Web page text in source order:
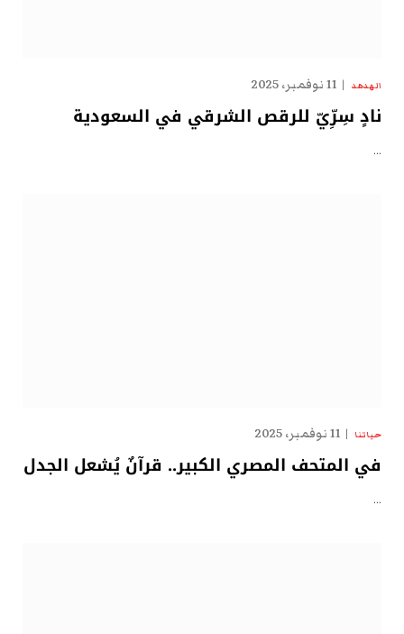
الهدهد 11 نوفمبر، 2025
نادٍ سِرِّيّ للرقص الشرقي في السعودية
…
حياتنا 11 نوفمبر، 2025
في المتحف المصري الكبير.. قرآنٌ يُشعل الجدل
…